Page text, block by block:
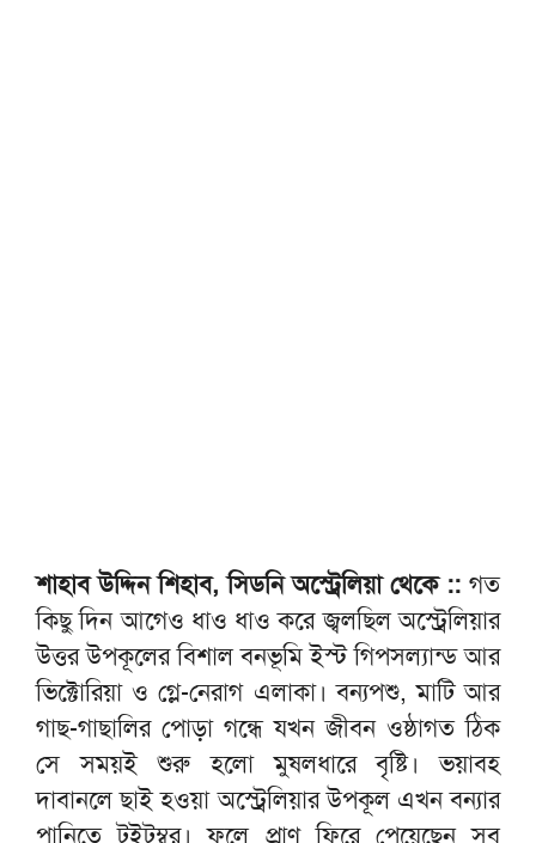
শাহাব উদ্দিন শিহাব, সিডনি অস্ট্রেলিয়া থেকে :: গত
কিছু দিন আগেও ধাও ধাও করে জ্বলছিল অস্ট্রেলিয়ার
উত্তর উপকূলের বিশাল বনভূমি ইস্ট গিপসল্যান্ড আর
ভিক্টোরিয়া ও গ্লে-নেরাগ এলাকা। বন্যপশু, মাটি আর
গাছ-গাছালির পোড়া গন্ধে যখন জীবন ওষ্ঠাগত ঠিক
সে সময়ই শুরু হলো মুষলধারে বৃষ্টি। ভয়াবহ
দাবানলে ছাই হওয়া অস্ট্রেলিয়ার উপকূল এখন বন্যার
পানিতে টইটুম্বুর। ফলে প্রাণ ফিরে পেয়েছেন সব